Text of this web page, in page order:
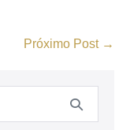
Próximo Post →